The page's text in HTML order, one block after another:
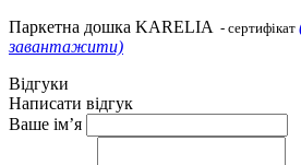
Паркетна дошка KARELIA - сертифікат
завантажити)
Відгуки
Написати відгук
Ваше ім’я